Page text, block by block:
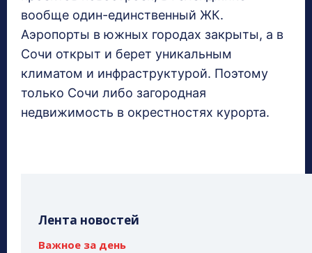
вообще один-единственный ЖК.
Аэропорты в южных городах закрыты, а в
Сочи открыт и берет уникальным
климатом и инфраструктурой. Поэтому
только Сочи либо загородная
недвижимость в окрестностях курорта.
Лента новостей
Важное за день